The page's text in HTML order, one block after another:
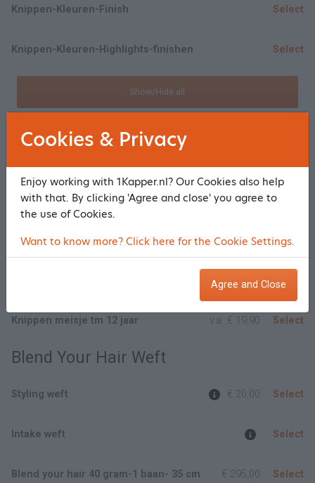
Knippen-Kleuren-Finish Select
Knippen-Kleuren-Highlights-finishen Select
Show/Hide all
Heren
Wassen-knippen- Heer Select
Kinderen
Kind knippen ( t/m 12 jaar ) Select
Select
Knippen meisje tm 12 jaar v.a. € 19,90 Select
Blend Your Hair Weft
Styling weft € 20,00 Select
Intake weft Select
Blend your hair 40 gram-1 baan- 35 cm € 295,00 Select
Cookies & Privacy
Enjoy working with 1Kapper.nl? Our Cookies also help
with that. By clicking 'Agree and close' you agree to
the use of Cookies.
Want to know more? Click here for the Cookie Settings.
Agree and Close